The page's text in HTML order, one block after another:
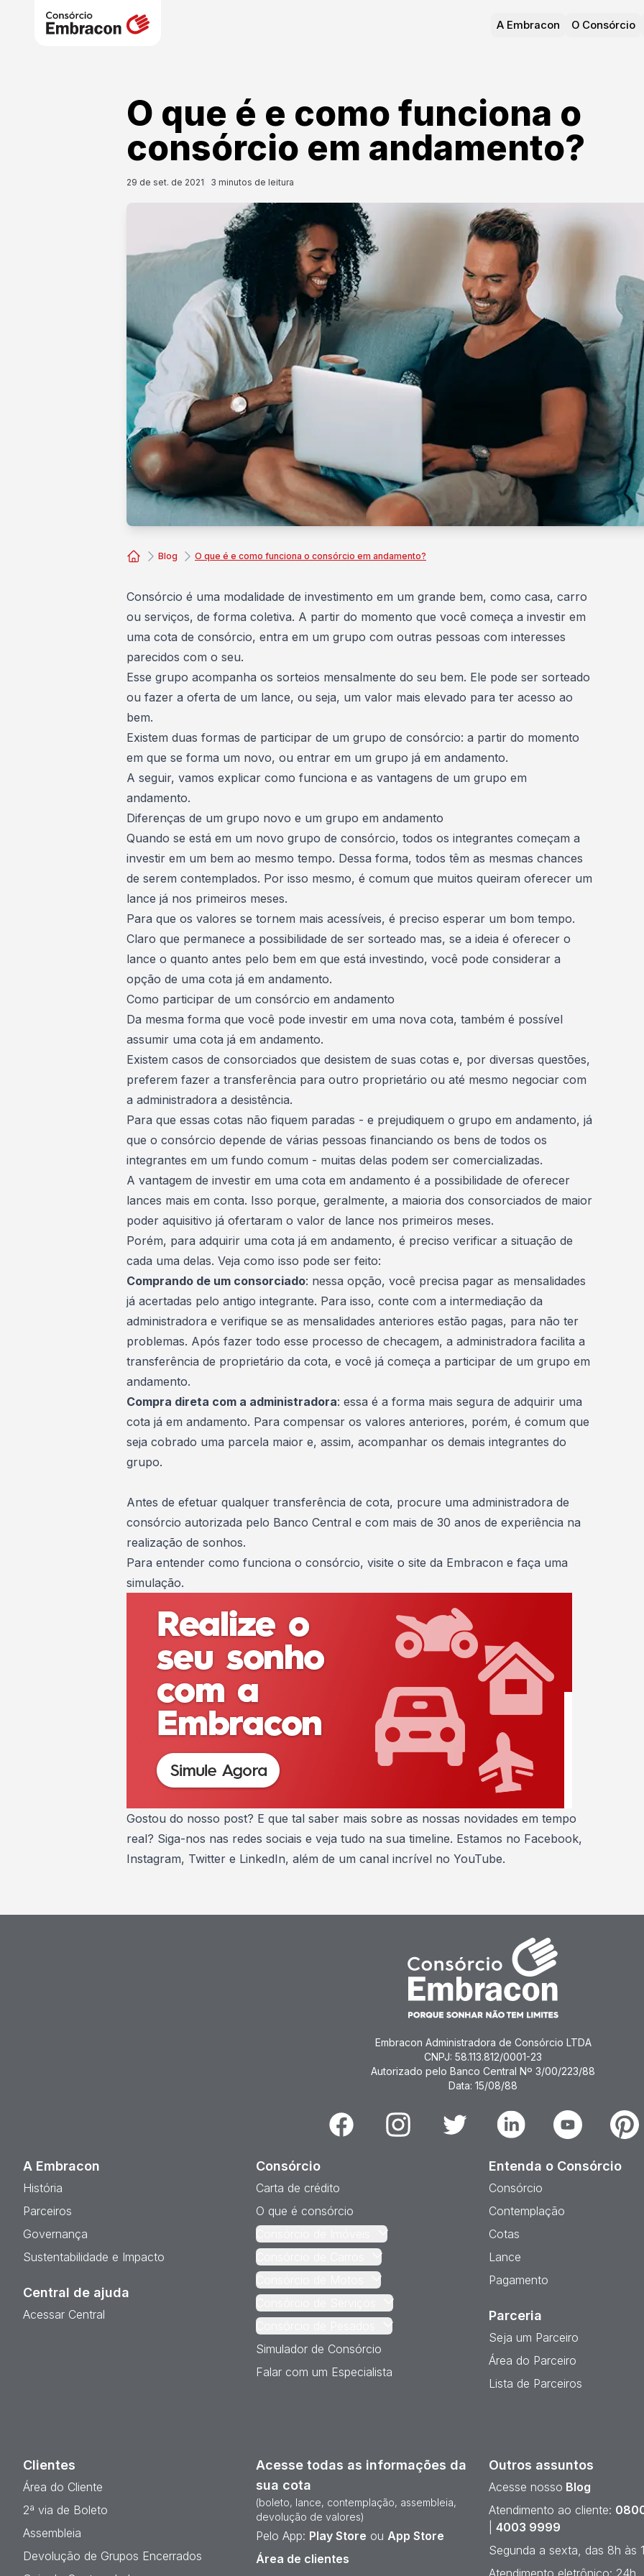
A Embracon O Consórcio
O que é e como funciona o
consórcio em andamento?
29 de set. de 2021 3 minutos de leitura
Blog O que é e como funciona o consórcio em andamento?
Consórcio é uma modalidade de investimento em um grande bem, como casa, carro
ou serviços, de forma coletiva. A partir do momento que você começa a investir em
uma cota de consórcio, entra em um grupo com outras pessoas com interesses
parecidos com o seu.
Esse grupo acompanha os sorteios mensalmente do seu bem. Ele pode ser sorteado
ou fazer a oferta de um lance, ou seja, um valor mais elevado para ter acesso ao
bem.
Existem duas formas de participar de um grupo de consórcio: a partir do momento
em que se forma um novo, ou entrar em um grupo já em andamento.
A seguir, vamos explicar como funciona e as vantagens de um grupo em
andamento.
Diferenças de um grupo novo e um grupo em andamento
Quando se está em um novo grupo de consórcio, todos os integrantes começam a
investir em um bem ao mesmo tempo. Dessa forma, todos têm as mesmas chances
de serem contemplados. Por isso mesmo, é comum que muitos queiram oferecer um
lance já nos primeiros meses.
Para que os valores se tornem mais acessíveis, é preciso esperar um bom tempo.
Claro que permanece a possibilidade de ser sorteado mas, se a ideia é oferecer o
lance o quanto antes pelo bem em que está investindo, você pode considerar a
opção de uma cota já em andamento.
Como participar de um consórcio em andamento
Da mesma forma que você pode investir em uma nova cota, também é possível
assumir uma cota já em andamento.
Existem casos de consorciados que desistem de suas cotas e, por diversas questões,
preferem fazer a transferência para outro proprietário ou até mesmo negociar com
a administradora a desistência.
Para que essas cotas não fiquem paradas - e prejudiquem o grupo em andamento, já
que o consórcio depende de várias pessoas financiando os bens de todos os
integrantes em um fundo comum - muitas delas podem ser comercializadas.
A vantagem de investir em uma cota em andamento é a possibilidade de oferecer
lances mais em conta. Isso porque, geralmente, a maioria dos consorciados de maior
poder aquisitivo já ofertaram o valor de lance nos primeiros meses.
Porém, para adquirir uma cota já em andamento, é preciso verificar a situação de
cada uma delas. Veja como isso pode ser feito:
Comprando de um consorciado: nessa opção, você precisa pagar as mensalidades
já acertadas pelo antigo integrante. Para isso, conte com a intermediação da
administradora e verifique se as mensalidades anteriores estão pagas, para não ter
problemas. Após fazer todo esse processo de checagem, a administradora facilita a
transferência de proprietário da cota, e você já começa a participar de um grupo em
andamento.
Compra direta com a administradora: essa é a forma mais segura de adquirir uma
cota já em andamento. Para compensar os valores anteriores, porém, é comum que
seja cobrado uma parcela maior e, assim, acompanhar os demais integrantes do
grupo.
Antes de efetuar qualquer transferência de cota, procure uma administradora de
consórcio autorizada pelo Banco Central e com mais de 30 anos de experiência na
realização de sonhos.
Para entender como funciona o consórcio, visite o site da Embracon e faça uma
simulação.
Gostou do nosso post? E que tal saber mais sobre as nossas novidades em tempo
real? Siga-nos nas redes sociais e veja tudo na sua timeline. Estamos no Facebook,
Instagram, Twitter e LinkedIn, além de um canal incrível no YouTube.
Embracon Administradora de Consórcio LTDA
CNPJ: 58.113.812/0001-23
Autorizado pelo Banco Central Nº 3/00/223/88
Data: 15/08/88
Facebook Instagram Twitter Linkedin Youtube
A Embracon
História
Parceiros
Governança
Sustentabilidade e Impacto
Central de ajuda
Acessar Central
Consórcio
Carta de crédito
O que é consórcio
Simulador de Consórcio
Falar com um Especialista
Entenda o Consórcio
Consórcio
Contemplação
Cotas
Lance
Pagamento
Parceria
Seja um Parceiro
Área do Parceiro
Lista de Parceiros
Clientes
Área do Cliente
2ª via de Boleto
Assembleia
Devolução de Grupos Encerrados
Acesse todas as informações da
sua cota
(boleto, lance, contemplação, assembleia,
devolução de valores)
Pelo App: Play Store ou App Store
Área de clientes
Outros assuntos
Acesse nosso Blog
Atendimento ao cliente:
4003 9999
Segunda a sexta, das 8h às
Atendimento eletrônico: 24h